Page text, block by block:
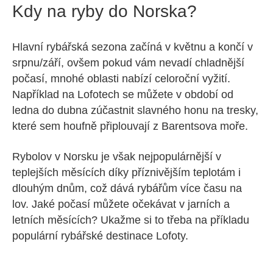
Kdy na ryby do Norska?
Hlavní rybářská sezona začíná v květnu a končí v
srpnu/září, ovšem pokud vám nevadí chladnější
počasí, mnohé oblasti nabízí celoroční vyžití.
Například na Lofotech se můžete v období od
ledna do dubna zúčastnit slavného honu na tresky,
které sem houfně připlouvají z Barentsova moře.
Rybolov v Norsku je však nejpopulárnější v
teplejších měsících díky příznivějším teplotám i
dlouhým dnům, což dává rybářům více času na
lov. Jaké počasí můžete očekávat v jarních a
letních měsících? Ukažme si to třeba na příkladu
populární rybářské destinace Lofoty.